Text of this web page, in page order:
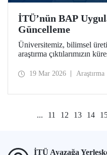
İTÜ’nün BAP
Güncelleme
Üniversitemiz, bilimsel
araştırma çıktılarımızın
güncellemeleri hayata
19 Mar 2026 Araştırma
... 11 12 13 14
İTÜ Ayazağa